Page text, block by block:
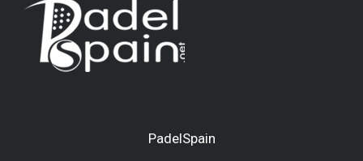
PadelSpain